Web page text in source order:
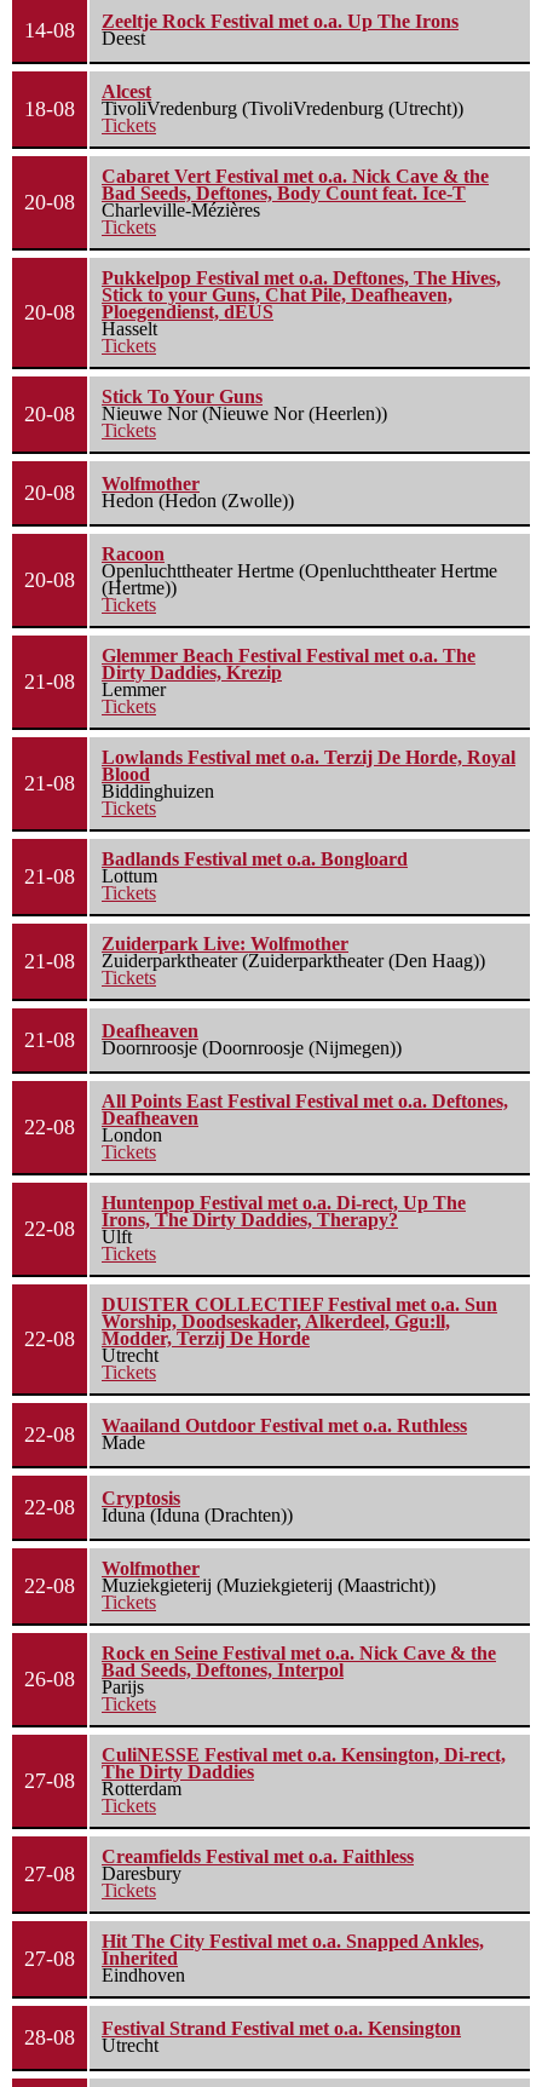
14-08
Zeeltje Rock Festival met o.a. Up The Irons
Deest
18-08
Alcest
TivoliVredenburg (TivoliVredenburg (Utrecht))
Tickets
20-08
Cabaret Vert Festival met o.a. Nick Cave & the
Bad Seeds, Deftones, Body Count feat. Ice-T
Charleville-Mézières
Tickets
20-08
Pukkelpop Festival met o.a. Deftones, The Hives,
Stick to your Guns, Chat Pile, Deafheaven,
Ploegendienst, dEUS
Hasselt
Tickets
20-08
Stick To Your Guns
Nieuwe Nor (Nieuwe Nor (Heerlen))
Tickets
20-08
Wolfmother
Hedon (Hedon (Zwolle))
20-08
Racoon
Openluchttheater Hertme (Openluchttheater Hertme
(Hertme))
Tickets
21-08
Glemmer Beach Festival Festival met o.a. The
Dirty Daddies, Krezip
Lemmer
Tickets
21-08
Lowlands Festival met o.a. Terzij De Horde, Royal
Blood
Biddinghuizen
Tickets
21-08
Badlands Festival met o.a. Bongloard
Lottum
Tickets
21-08
Zuiderpark Live: Wolfmother
Zuiderparktheater (Zuiderparktheater (Den Haag))
Tickets
21-08
Deafheaven
Doornroosje (Doornroosje (Nijmegen))
22-08
All Points East Festival Festival met o.a. Deftones,
Deafheaven
London
Tickets
22-08
Huntenpop Festival met o.a. Di-rect, Up The
Irons, The Dirty Daddies, Therapy?
Ulft
Tickets
22-08
DUISTER COLLECTIEF Festival met o.a. Sun
Worship, Doodseskader, Alkerdeel, Ggu:ll,
Modder, Terzij De Horde
Utrecht
Tickets
22-08
Waailand Outdoor Festival met o.a. Ruthless
Made
22-08
Cryptosis
Iduna (Iduna (Drachten))
22-08
Wolfmother
Muziekgieterij (Muziekgieterij (Maastricht))
Tickets
26-08
Rock en Seine Festival met o.a. Nick Cave & the
Bad Seeds, Deftones, Interpol
Parijs
Tickets
27-08
CuliNESSE Festival met o.a. Kensington, Di-rect,
The Dirty Daddies
Rotterdam
Tickets
27-08
Creamfields Festival met o.a. Faithless
Daresbury
Tickets
27-08
Hit The City Festival met o.a. Snapped Ankles,
Inherited
Eindhoven
28-08
Festival Strand Festival met o.a. Kensington
Utrecht